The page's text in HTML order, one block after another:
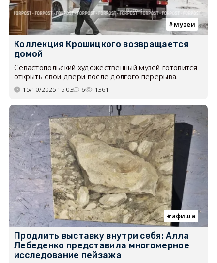
музеи
Коллекция Крошицкого возвращается
домой
Севастопольский художественный музей готовится
открыть свои двери после долгого перерыва.
15/10/2025 15:03 6 1361
афиша
Продлить выставку внутри себя: Алла
Лебеденко представила многомерное
исследование пейзажа